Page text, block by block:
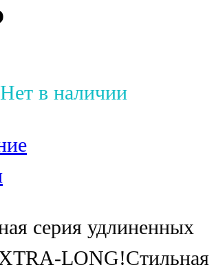
Нет в наличии
серия удлиненных
LONG!Стильная